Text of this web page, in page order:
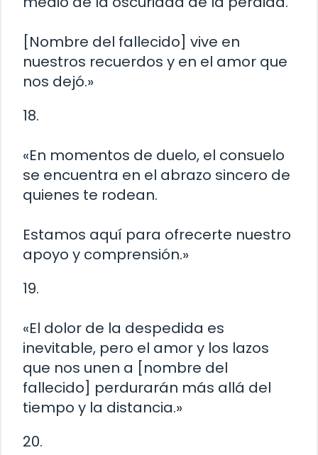
[Nombre del fallecido] vive en
nuestros recuerdos y en el amor que
nos dejó.»
18.
«En momentos de duelo, el consuelo
se encuentra en el abrazo sincero de
quienes te rodean.
Estamos aquí para ofrecerte nuestro
apoyo y comprensión.»
19.
«El dolor de la despedida es
inevitable, pero el amor y los lazos
que nos unen a [nombre del
fallecido] perdurarán más allá del
tiempo y la distancia.»
20.